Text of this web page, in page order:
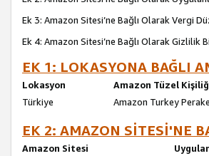
Ek 3: Amazon Sitesi’ne Bağlı Olarak Vergi
Ek 4: Amazon Sitesi’ne Bağlı Olarak Gizlilik
EK 1: LOKASYONA BAĞLI
Lokasyon
Amazon Tüzel
Türkiye
Amazon Turkey
EK 2: AMAZON SİTESİ'NE
Amazon Sitesi